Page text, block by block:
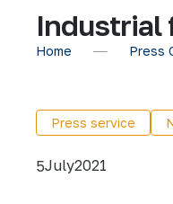
Industrial
Home Press
Press service
5July2021